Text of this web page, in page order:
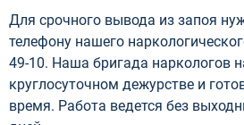
Для срочного вывода из запоя
телефону нашего
49-10. Наша бригада наркологов
круглосуточном дежурстве и
время. Работа ведется без